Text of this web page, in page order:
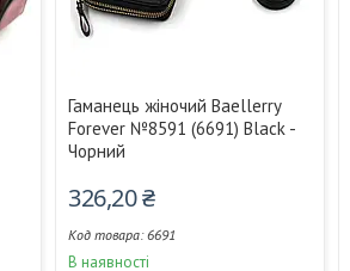
Гаманець жіночий Baellerry
Forever №8591 (6691) Black -
Чорний
326,20 ₴
6691
В наявності